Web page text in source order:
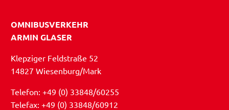
OMNIBUSVERKEHR
ARMIN GLASER
Klepziger Feldstraße 52
14827 Wiesenburg/Mark
Telefon: +49 (0) 33848/60255
Telefax: +49 (0) 33848/60912